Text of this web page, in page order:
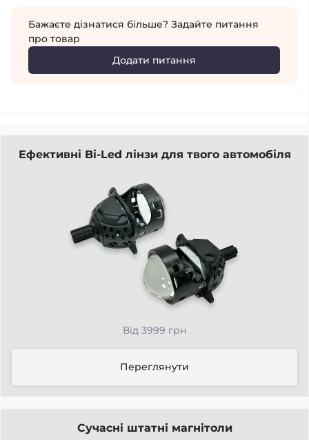
Бажаєте дізнатися більше? Задайте питання
про товар
Додати питання
Ефективні Bi-Led лінзи для твого автомобіля
Від 3999 грн
Переглянути
Сучасні штатні магнітоли